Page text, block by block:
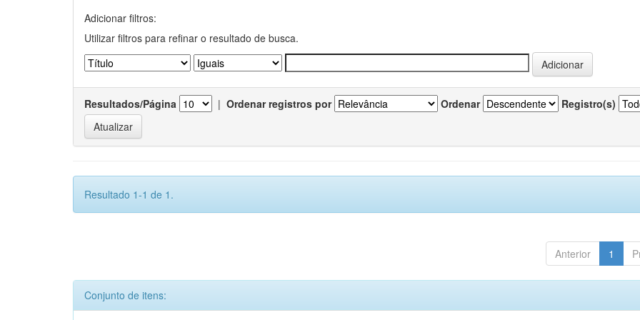
Adicionar filtros:
Utilizar filtros para refinar o resultado de busca.
Resultados/Página | Ordenar registros por Ordenar Registro(s)
Resultado 1-1 de 1.
Anterior 1
Conjunto de itens: